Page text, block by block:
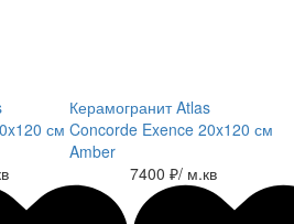
см
Керамогранит Atlas
Concorde Exence 20x120 см
Amber
7400 ₽/ м.кв